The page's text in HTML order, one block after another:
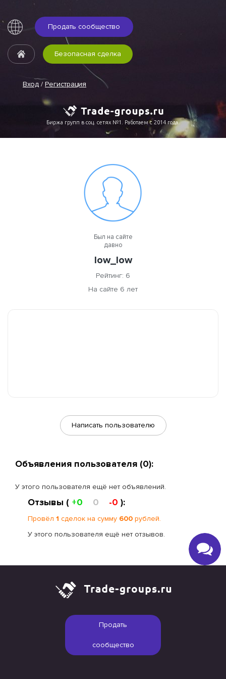
Продать сообщество
Вход / Регистрация
Безопасная сделка
Биржа групп в соц. сетях №1. Работаем с 2014 года.
Был на сайте
давно
low_low
Рейтинг: 6
На сайте 6 лет
Написать пользователю
Объявления пользователя (0):
У этого пользователя ещё нет объявлений.
Отзывы ( +0 0 -0 ):
Провёл 1 сделок на сумму 600 рублей.
У этого пользователя ещё нет отзывов.
Продать
сообщество